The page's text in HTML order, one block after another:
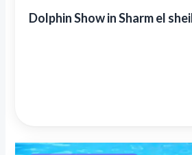
Dolphin Show in Sharm el